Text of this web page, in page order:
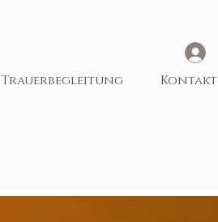
Trauerbegleitung Kontakt